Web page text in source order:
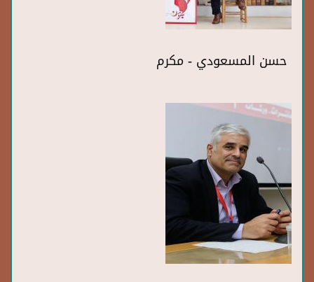
حسن المسعودي - مكرم